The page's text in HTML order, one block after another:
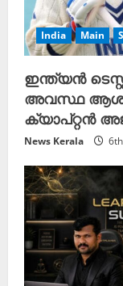
India Main
ഇന്ത്യൻ
അവസ്ഥ
ക്യാപ്റ്റൻ
News Kerala